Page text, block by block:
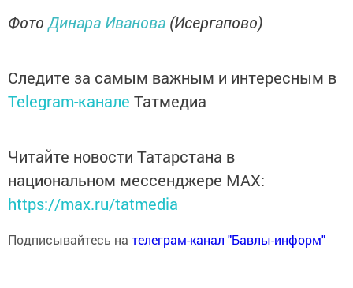
Фото Динара Иванова (Исергапово)
Следите за самым важным и интересным в
Telegram-канале Татмедиа
Читайте новости Татарстана в
национальном мессенджере MАХ:
https://max.ru/tatmedia
Подписывайтесь на телеграм-канал "Бавлы-информ"